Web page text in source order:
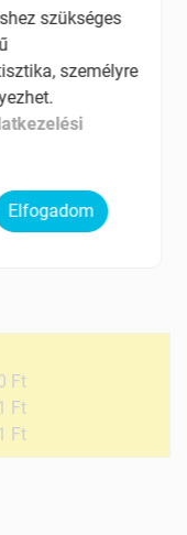
Ft
Ft
Ft
szükséges
személyre
Elfogadom